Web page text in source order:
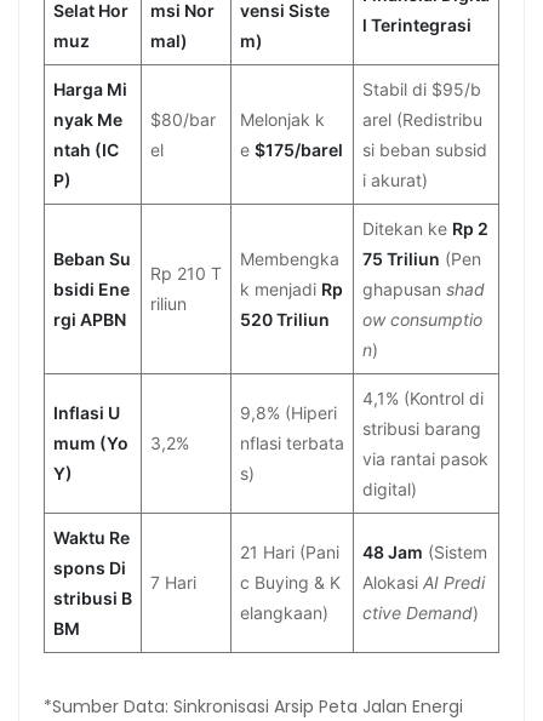
Selat Hor
muz
msi Nor
mal)
vensi Siste
m)
l Terintegrasi
Harga Mi
nyak Me
ntah (IC
P)
$80/bar
el
Melonjak k
e $175/barel
Stabil di $95/b
arel (Redistribu
si beban subsid
i akurat)
Beban Su
bsidi Ene
rgi APBN
Rp 210 T
riliun
Membengka
k menjadi Rp
520 Triliun
Ditekan ke Rp 2
75 Triliun (Pen
ghapusan shad
ow consumptio
n)
Inflasi U
mum (Yo
Y)
3,2%
9,8% (Hiperi
nflasi terbata
s)
4,1% (Kontrol di
stribusi barang
via rantai pasok
digital)
Waktu Re
spons Di
stribusi B
BM
7 Hari
21 Hari (Pani
c Buying & K
elangkaan)
48 Jam (Sistem
Alokasi AI Predi
ctive Demand)
*Sumber Data: Sinkronisasi Arsip Peta Jalan Energi